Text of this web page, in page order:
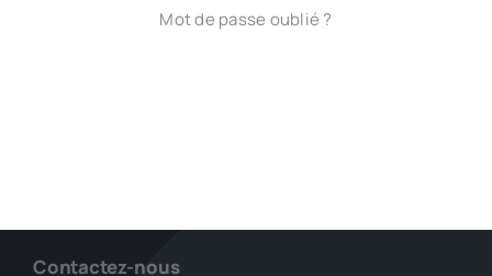
Mot de passe oublié ?
Contactez-nous